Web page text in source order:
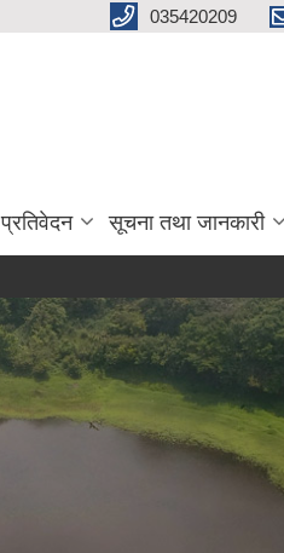
035420209
प्रतिवेदन सूचना तथा जानकारी